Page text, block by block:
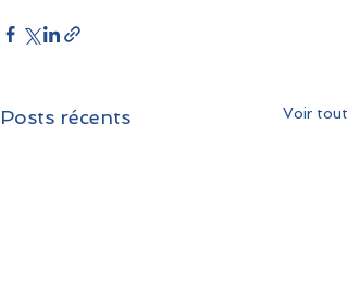
Posts récents Voir tout